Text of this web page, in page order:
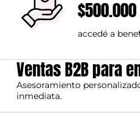
$500.000
accedé a
Ventas B2B para
Asesoramiento
inmediata.